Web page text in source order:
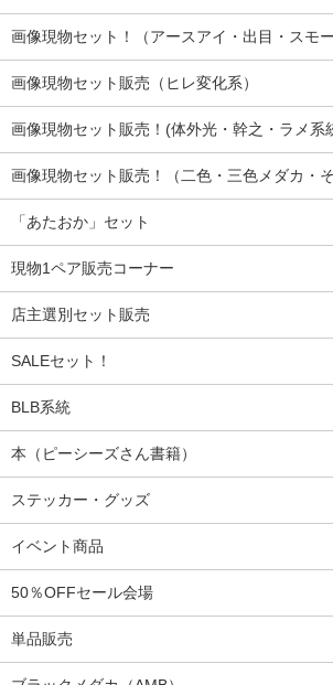
画像現物セット！（アースアイ・出目・スモ
画像現物セット販売（ヒレ変化系）
画像現物セット販売！(体外光・幹之・ラメ系
画像現物セット販売！（二色・三色メダカ・そ
「あたおか」セット
現物1ペア販売コーナー
店主選別セット販売
SALEセット！
BLB系統
本（ピーシーズさん書籍）
ステッカー・グッズ
イベント商品
50％OFFセール会場
単品販売